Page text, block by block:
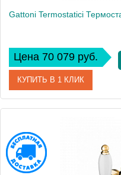
Цена 70 079 руб.
КУПИТЬ В 1 КЛИК
Производитель